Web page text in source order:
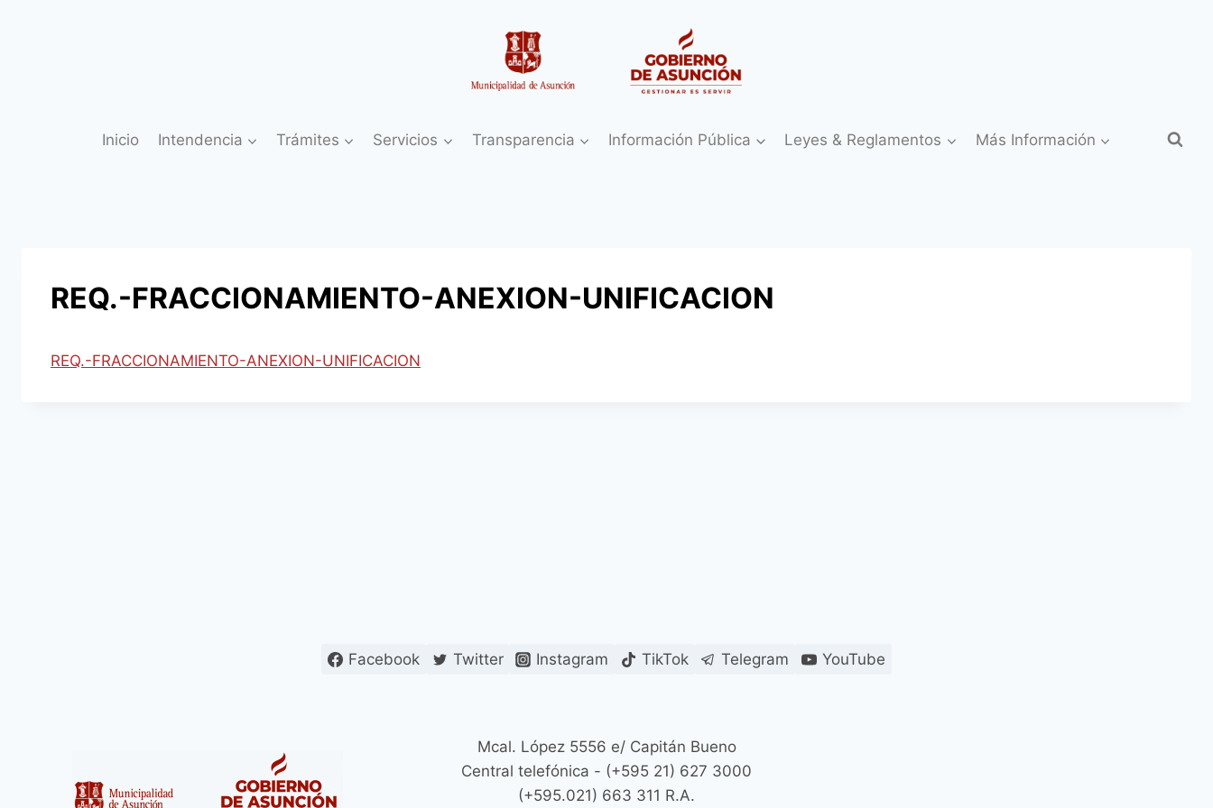
Inicio Intendencia Trámites Servicios Transparencia Información Pública Leyes & Reglamentos Más Información
REQ.-FRACCIONAMIENTO-ANEXION-UNIFICACION
REQ.-FRACCIONAMIENTO-ANEXION-UNIFICACION
Facebook Twitter Instagram TikTok Telegram YouTube
Mcal. López 5556 e/ Capitán Bueno
Central telefónica - (+595 21) 627 3000
(+595.021) 663 311 R.A.